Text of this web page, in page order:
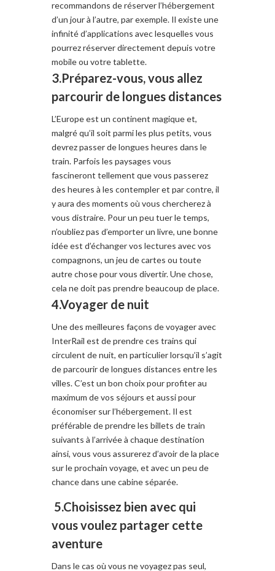
recommandons de réserverl’hébergement
d’un jour à l’autre, par exemple. Il existeune
infinité d’applications avec lesquelles vous
pourrez réserverdirectement depuis votre
mobileou votre tablette.
3.Préparez-vous, vous allez
parcourir de longues distances
L’Europe est un continent magique et,
malgré qu’il soit parmi les plus petits, vous
devrez passer de longues heures dans le
train. Parfois les paysages vous
fascineront tellement que vous passerez
des heures à les contempleret par contre, il
y aura des moments où vous chercherezà
vous distraire. Pourun peu tuer le temps,
n’oubliezpas d’emporterun livre, une bonne
idéeest d’échanger vos lectures avec vos
compagnons, un jeu de cartes ou toute
autre chosepour vous divertir. Une chose,
cela ne doit pas prendrebeaucoup de place.
4.Voyager de nuit
Une des meilleures façons de voyageravec
InterRail est de prendre ces trains qui
circulent de nuit, en particulierlorsqu’il s’agit
de parcourirde longues distances entre les
villes. C’est un bon choix pourprofiter au
maximum devos séjours et aussipour
économiser sur l’hébergement. Il est
préférablede prendreles billets de train
suivants à l’arrivéeà chaque destination
ainsi, vous vous assurerez d’avoir de la place
sur le prochain voyage, et avec un peu de
chancedans une cabine séparée.
5.Choisissez bien avec qui
vous voulez partager cette
aventure
Dans le cas où vous nevoyagez pas seul,